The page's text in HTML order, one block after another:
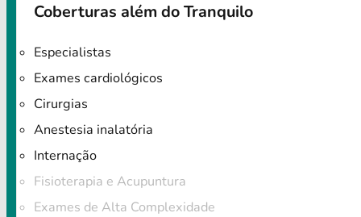
Coberturas além do Tranquilo
Especialistas
Exames cardiológicos
Cirurgias
Anestesia inalatória
Internação
Fisioterapia e Acupuntura
Exames de Alta Complexidade